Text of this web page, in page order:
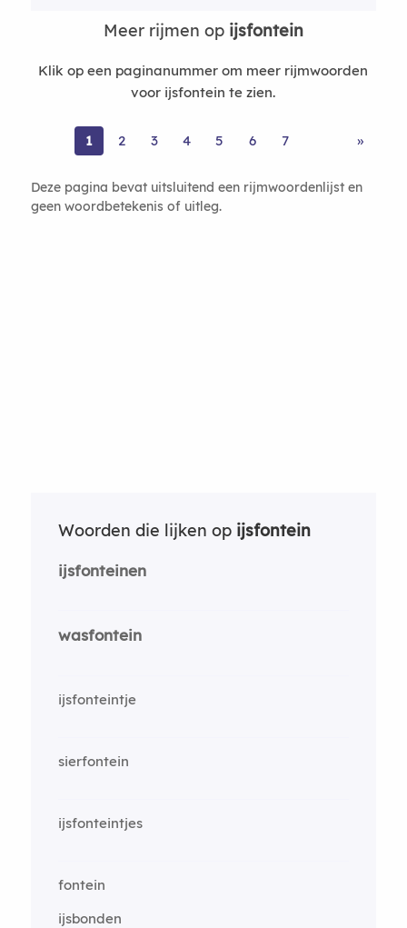
Meer rijmen op ijsfontein
Klik op een paginanummer om meer rijmwoorden
voor ijsfontein te zien.
1 2 3 4 5 6 7 »
Deze pagina bevat uitsluitend een rijmwoordenlijst en
geen woordbetekenis of uitleg.
Woorden die lijken op ijsfontein
ijsfonteinen
wasfontein
ijsfonteintje
sierfontein
ijsfonteintjes
fontein
ijsbonden